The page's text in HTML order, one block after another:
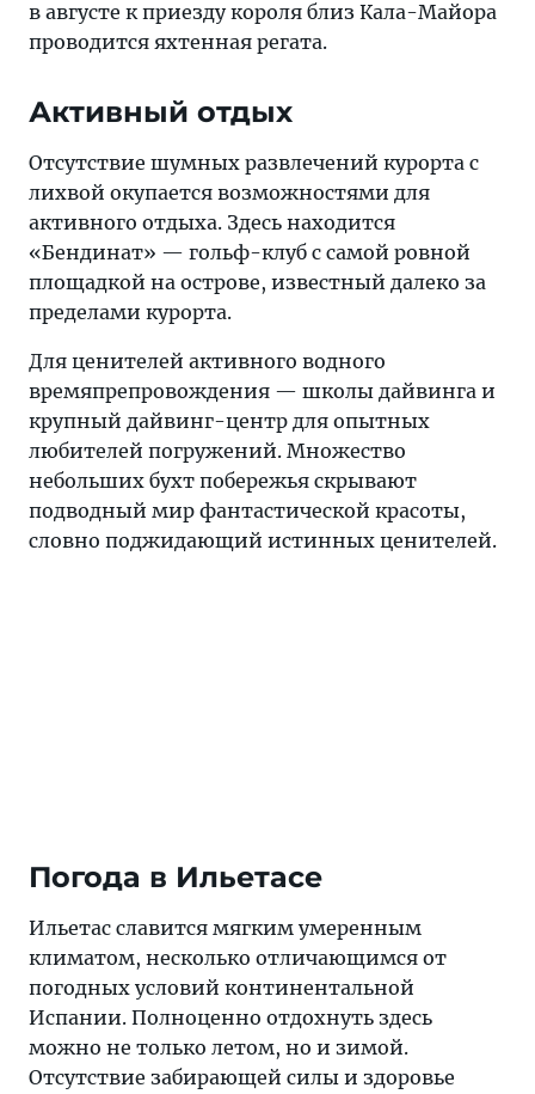
в августе к приезду короля близ Кала-Майора
проводится яхтенная регата.
Активный отдых
Отсутствие шумных развлечений курорта с
лихвой окупается возможностями для
активного отдыха. Здесь находится
«Бендинат» — гольф-клуб с самой ровной
площадкой на острове, известный далеко за
пределами курорта.
Для ценителей активного водного
времяпрепровождения — школы дайвинга и
крупный дайвинг-центр для опытных
любителей погружений. Множество
небольших бухт побережья скрывают
подводный мир фантастической красоты,
словно поджидающий истинных ценителей.
Погода в Ильетасе
Ильетас славится мягким умеренным
климатом, несколько отличающимся от
погодных условий континентальной
Испании. Полноценно отдохнуть здесь
можно не только летом, но и зимой.
Отсутствие забирающей силы и здоровье